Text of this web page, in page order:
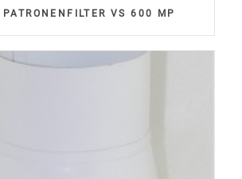
PATRONENFILTER VS 600 MP